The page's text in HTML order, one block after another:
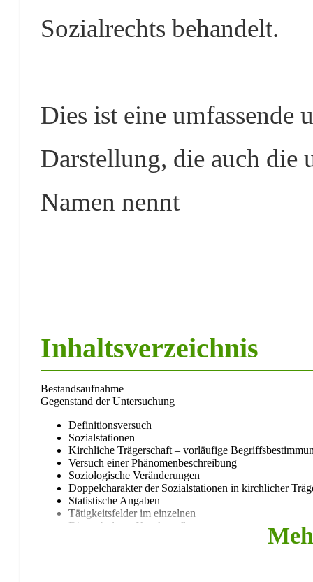
Sozialrechts behandelt.
Dies ist eine umfassende
Darstellung, die auch die
Namen nennt
Inhaltsverzeichnis
Bestandsaufnahme
Gegenstand der Untersuchung
Definitionsversuch
Sozialstationen
Kirchliche Trägerschaft – vorläufige
Versuch einer Phänomenbeschreibung
Soziologische Veränderungen
Doppelcharakter der Sozialstationen in kirchlicher
Statistische Angaben
Tätigkeitsfelder im einzelnen
Die ambulante Krankenpflege